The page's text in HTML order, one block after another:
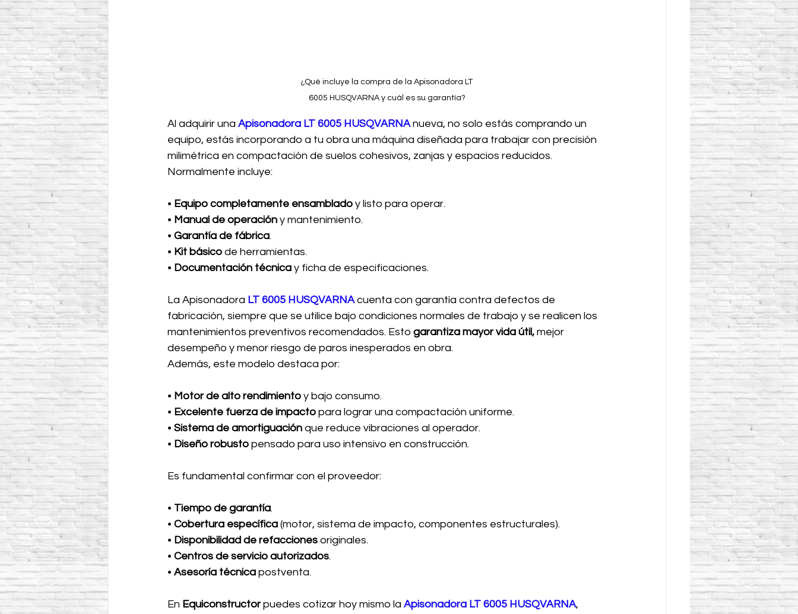
¿Qué incluye la compra de la Apisonadora LT
6005 HUSQVARNA y cuál es su garantía?
Al adquirir una Apisonadora LT 6005 HUSQVARNA nueva, no solo estás comprando un
equipo, estás incorporando a tu obra una máquina diseñada para trabajar con precisión
milimétrica en compactación de suelos cohesivos, zanjas y espacios reducidos.
Normalmente incluye:
• Equipo completamente ensamblado y listo para operar.
• Manual de operación y mantenimiento.
• Garantía de fábrica.
• Kit básico de herramientas.
• Documentación técnica y ficha de especificaciones.
La Apisonadora LT 6005 HUSQVARNA cuenta con garantía contra defectos de
fabricación, siempre que se utilice bajo condiciones normales de trabajo y se realicen los
mantenimientos preventivos recomendados. Esto garantiza mayor vida útil, mejor
desempeño y menor riesgo de paros inesperados en obra.
Además, este modelo destaca por:
• Motor de alto rendimiento y bajo consumo.
• Excelente fuerza de impacto para lograr una compactación uniforme.
• Sistema de amortiguación que reduce vibraciones al operador.
• Diseño robusto pensado para uso intensivo en construcción.
Es fundamental confirmar con el proveedor:
• Tiempo de garantía.
• Cobertura específica (motor, sistema de impacto, componentes estructurales).
• Disponibilidad de refacciones originales.
• Centros de servicio autorizados.
• Asesoría técnica postventa.
En Equiconstructor puedes cotizar hoy mismo la Apisonadora LT 6005 HUSQVARNA,